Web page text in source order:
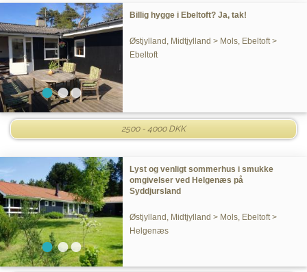
Billig hygge i Ebeltoft? Ja, tak!
Østjylland, Midtjylland > Mols, Ebeltoft >
Ebeltoft
2500 - 4000 DKK
Lyst og venligt sommerhus i smukke
omgivelser ved Helgenæs på
Syddjursland
Østjylland, Midtjylland > Mols, Ebeltoft >
Helgenæs